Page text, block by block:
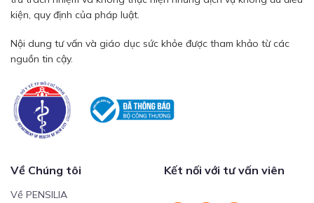
kiện, quy định của pháp luật.
Nội dung tư vấn và giáo dục sức khỏe được tham khảo từ các
nguồn tin cậy.
Về Chúng tôi
Về PENSILIA
Kết nối với tư vấn viên